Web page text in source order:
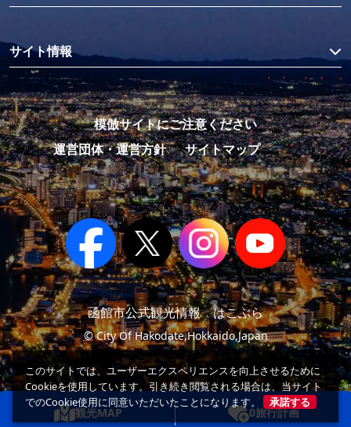
観光MAP 0旅行計画
サイト情報
模倣サイトにご注意ください
運営団体・運営方針
サイトマップ
函館市公式観光情報 はこぶら
© City Of Hakodate,Hokkaido,Japan
このサイトでは、ユーザーエクスペリエンスを向上させるために
Cookieを使用しています。引き続き閲覧される場合は、当サイト
でのCookie使用に同意いただいたことになります。
承諾する